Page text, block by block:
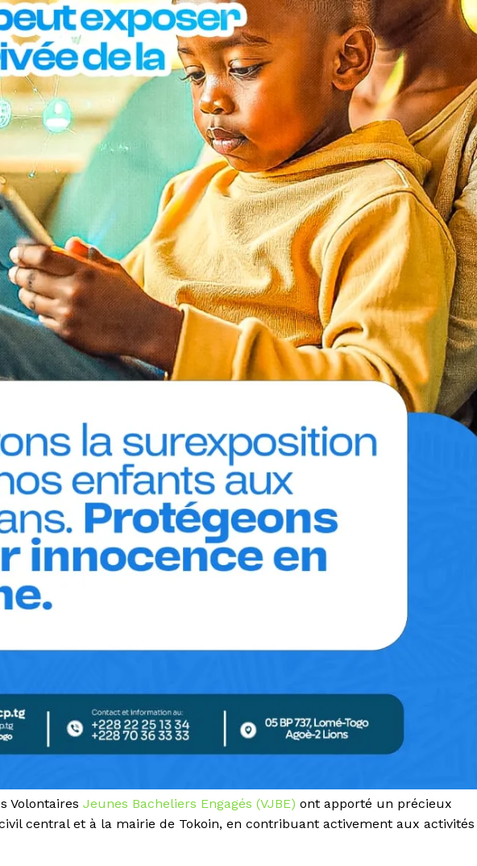
Volontaires Jeunes Bacheliers Engagés (VJBE) ont apporté un précieux
central et à la mairie de Tokoin, en contribuant activement aux activités